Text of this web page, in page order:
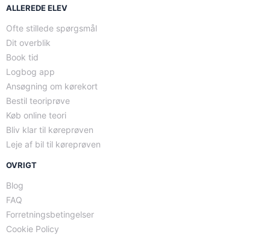
ALLEREDE ELEV
Ofte stillede spørgsmål
Dit overblik
Book tid
Logbog app
Ansøgning om kørekort
Bestil teoriprøve
Køb online teori
Bliv klar til køreprøven
Leje af bil til køreprøven
OVRIGT
Blog
FAQ
Forretningsbetingelser
Cookie Policy